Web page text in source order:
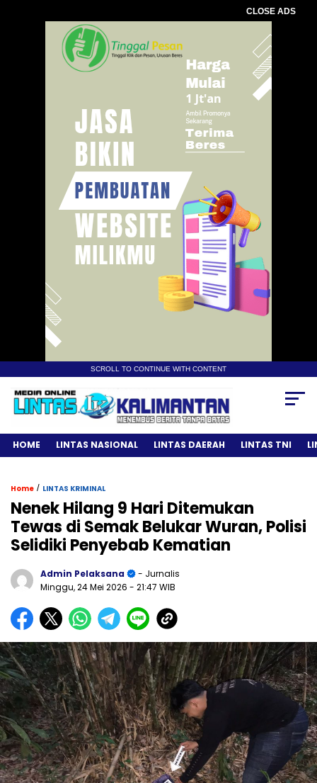
CLOSE ADS
SCROLL TO CONTINUE WITH CONTENT
HOME LINTAS NASIONAL LINTAS DAERAH LINTAS TNI
Home / LINTAS KRIMINAL
Nenek Hilang 9 Hari Ditemukan
Tewas di Semak Belukar Wuran, Polisi
Selidiki Penyebab Kematian
Admin Pelaksana
- Jurnalis
Minggu, 24 Mei 2026 - 21:47 WIB